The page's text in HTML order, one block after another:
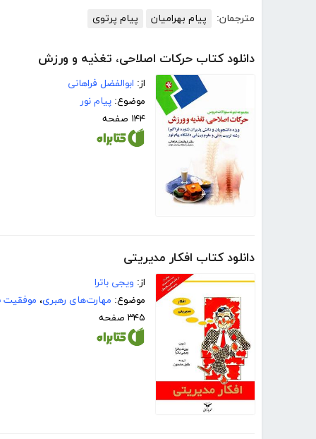
مترجمان: پیام بهرامیان پیام پرتوی
دانلود کتاب حرکات اصلاحی، تغذیه و ورزش
از: ابوالفضل فراهانی
موضوع: پیام نور
۱۴۴ صفحه
دانلود کتاب افکار مدیریتی
از: ویجی باترا
موضوع: مهارت‌های رهبری، موفقیت
۳۴۵ صفحه